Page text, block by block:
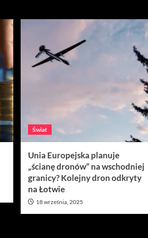
Świat
Unia Europejska planuje
„ścianę dronów” na wschodniej
granicy? Kolejny dron odkryty
na Łotwie
18 września, 2025